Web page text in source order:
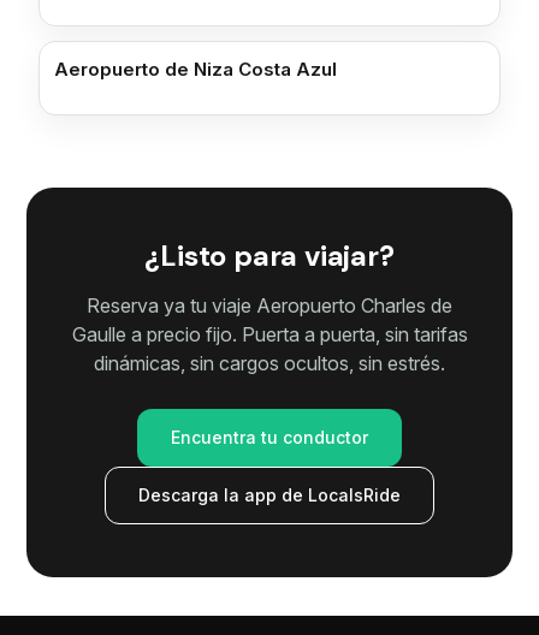
Aeropuerto de Niza Costa Azul
¿Listo para viajar?
Reserva ya tu viaje Aeropuerto Charles de
Gaulle a precio fijo. Puerta a puerta, sin tarifas
dinámicas, sin cargos ocultos, sin estrés.
Encuentra tu conductor
Descarga la app de LocalsRide